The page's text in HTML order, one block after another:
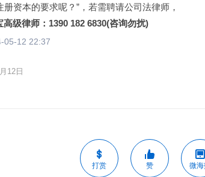
资本的要求呢？”，若需聘请公司法律师，
级律师：1390 182 6830(咨询勿扰)
05-12 22:37
12日
打赏 赞 微海